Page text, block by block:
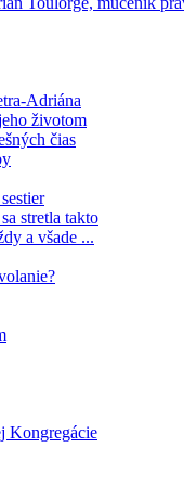
Adriána
životom
čias
stretla takto
a všade ...
Kongregácie